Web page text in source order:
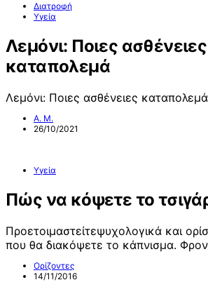
Διατροφή
Υγεία
Λεμόνι: Ποιες ασθένειες
καταπολεμά
Λεμόνι: Ποιες ασθένειες καταπολεμά
Α. Μ.
26/10/2021
Υγεία
Πώς να κόψετε το
Προετοιμαστείτεψυχολογικά και
που θα διακόψετε το κάπνισμα.
Ορίζοντες
14/11/2016